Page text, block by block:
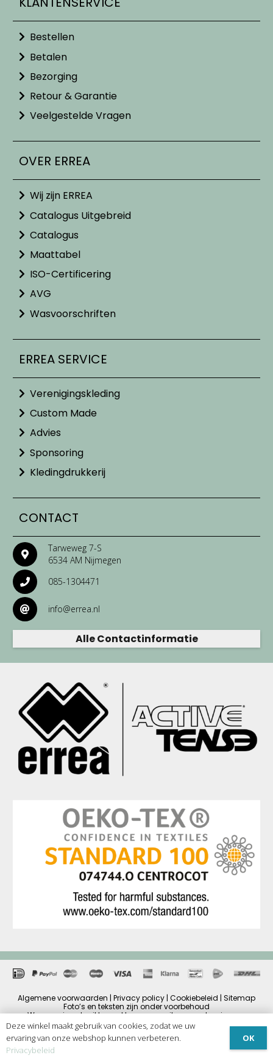
Bestellen
Betalen
Bezorging
Retour & Garantie
Veelgestelde Vragen
OVER ERREA
Wij zijn ERREA
Catalogus Uitgebreid
Catalogus
Maattabel
ISO-Certificering
AVG
Wasvoorschriften
ERREA SERVICE
Verenigingskleding
Custom Made
Advies
Sponsoring
Kledingdrukkerij
CONTACT
Tarweweg 7-S
6534 AM Nijmegen
085-1304471
info@errea.nl
Alle Contactinformatie
Algemene voorwaarden | Privacy policy | Cookiebeleid | Sitemap
Foto’s en teksten zijn onder voorbehoud
Wanneer je gebruikt maakt van onze site, accepteer je onze
algemene voorwaarden en cookiebeleid.
Alle prijzen zijn inclusief BTW en andere heffingen en exclusief
eventuele verzendbijdrage.
Deze winkel maakt gebruik van cookies, zodat we uw
ervaring van onze webshop kunnen verbeteren.
Privacybeleid
OK